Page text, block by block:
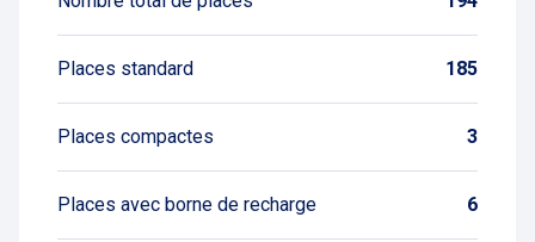
Places standard 185
Places compactes 3
Places avec borne de recharge 6